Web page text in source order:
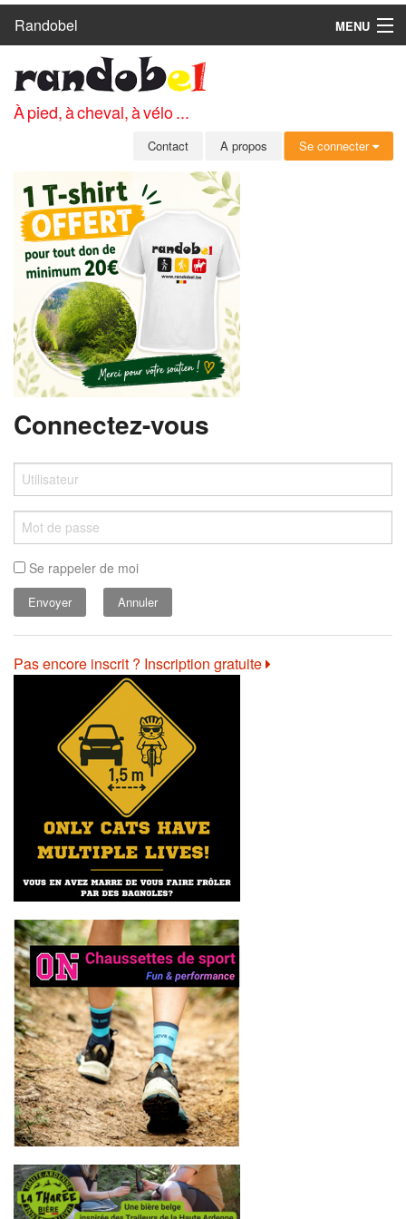
Randobel
MENU
CIRCUITS
CLUBS
MEMBRES
SE CONNECTER
INSCRIPTION GRATUITE
MOT DE PASSE OUBLIÉ
À pied, à cheval, à vélo ...
Contact A propos Se connecter
Connectez-vous
Se rappeler de moi
Annuler
Pas encore inscrit ? Inscription gratuite